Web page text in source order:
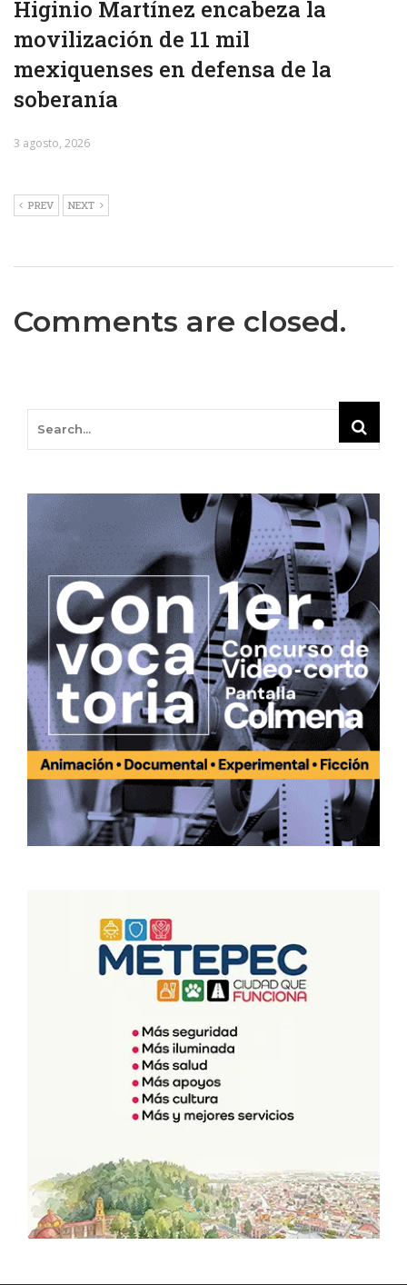
Higinio Martínez encabeza la
movilización de 11 mil
mexiquenses en defensa de la
soberanía
3 agosto, 2026
PREV NEXT
Comments are closed.